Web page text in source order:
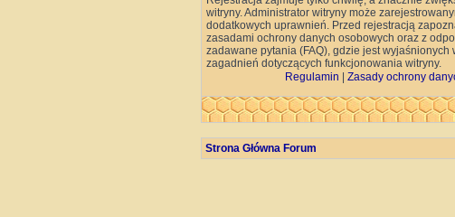
witryny. Administrator witryny może
dodatkowych uprawnień. Przed rejestracją
zasadami ochrony danych osobowych oraz z
zadawane pytania (FAQ), gdzie jest wyjaśnionych
zagadnień dotyczących funkcjonowania witryny.
Regulamin
Zasady ochrony
Strona Główna Forum